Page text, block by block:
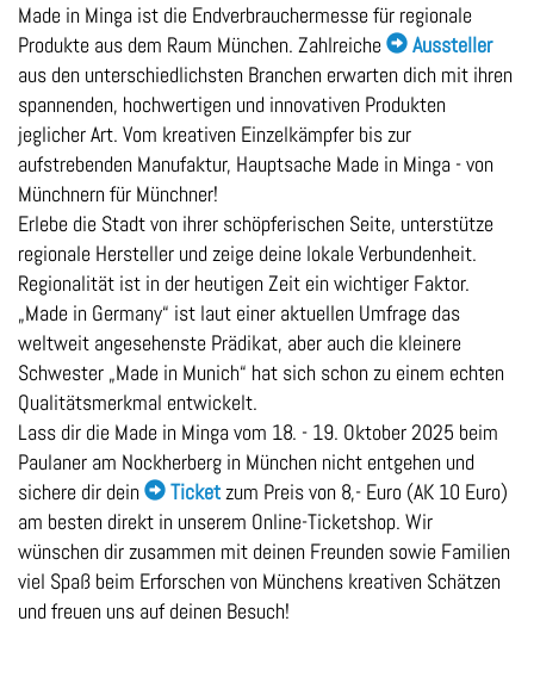
Made in Minga ist die Endverbrauchermesse für regionale
Produkte aus dem Raum München. Zahlreiche
Aussteller
aus den unterschiedlichsten Branchen erwarten dich mit ihren
spannenden, hochwertigen und innovativen Produkten
jeglicher Art. Vom kreativen Einzelkämpfer bis zur
aufstrebenden Manufaktur, Hauptsache Made in Minga - von
Münchnern für Münchner!
Erlebe die Stadt von ihrer schöpferischen Seite, unterstütze
regionale Hersteller und zeige deine lokale Verbundenheit.
Regionalität ist in der heutigen Zeit ein wichtiger Faktor.
„Made in Germany“ ist laut einer aktuellen Umfrage das
weltweit angesehenste Prädikat, aber auch die kleinere
Schwester „Made in Munich“ hat sich schon zu einem echten
Qualitätsmerkmal entwickelt.
Lass dir die Made in Minga vom 18. - 19. Oktober 2025 beim
Paulaner am Nockherberg in München nicht entgehen und
sichere dir dein
Ticketzum Preis von 8,- Euro (AK 10 Euro)
am besten direkt in unserem Online-Ticketshop. Wir
wünschen dir zusammen mit deinen Freunden sowie Familien
viel Spaß beim Erforschen von Münchens kreativen Schätzen
und freuen uns auf deinen Besuch!